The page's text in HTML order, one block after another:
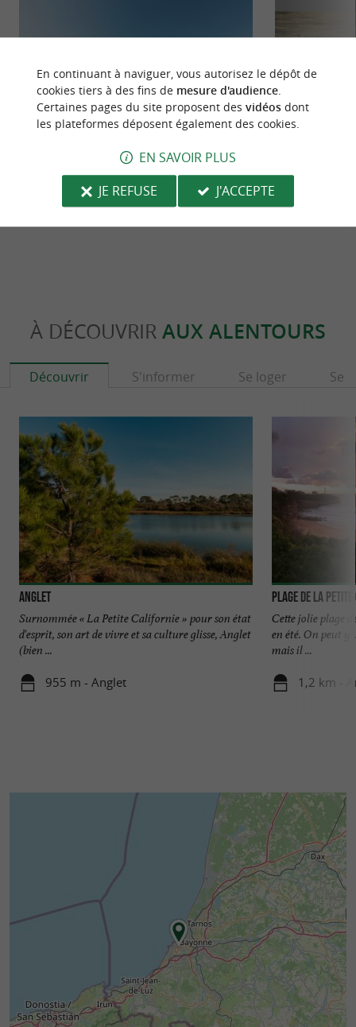
Promenade des Falaises
1,4 km - Anglet
À DÉCOUVRIR AUX ALENTOURS
Découvrir S'informer Se loger Se
Anglet
Surnommée « La Petite Californie » pour son état
d'esprit, son art de vivre et sa culture glisse, Anglet
(bien ...
955 m - Anglet
Plage de la
Cette jolie plage
en été. On peut y
mais il ...
1,2 km -
En continuant à naviguer, vous autorisez le dépôt de
cookies tiers à des fins de mesure d'audience.
Certaines pages du site proposent des vidéosdont
les plateformes déposent également des cookies.
EN SAVOIR PLUS
JE REFUSE
J'ACCEPTE